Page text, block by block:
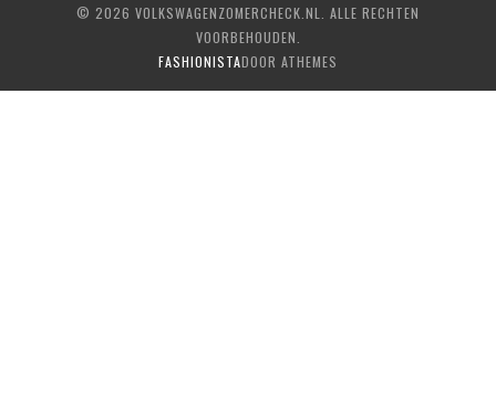
© 2026 VOLKSWAGENZOMERCHECK.NL. ALLE RECHTEN
VOORBEHOUDEN.
FASHIONISTADOOR ATHEMES